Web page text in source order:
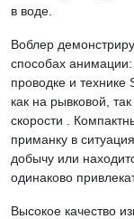
в воде.
Воблер
способах анимации:
проводке и
как на рывковой,
скорости .
приманку в
добычу или
одинаково
Высокое качество